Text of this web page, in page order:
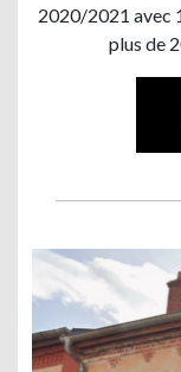
2020/2021 avec
plus de